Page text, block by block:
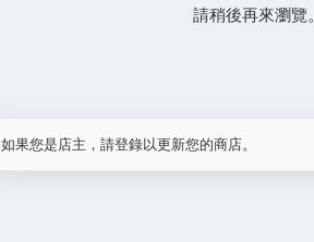
請稍後再來瀏覽。
如果您是店主，請登錄以更新您的商店。